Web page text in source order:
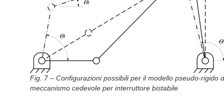
Fig. 7 – Configurazioni possibili per il modello pseudo-rigido
meccanismo cedevole per interruttore bistabile